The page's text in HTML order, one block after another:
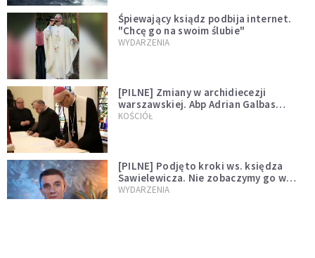
Śpiewający ksiądz podbija internet.
"Chcę go na swoim ślubie"
WYDARZENIA
[PILNE] Zmiany w archidiecezji
warszawskiej. Abp Adrian Galbas
wręczył dekrety nowym proboszczom
KOŚCIÓŁ
[PILNE] Podjęto kroki ws. księdza
Sawielewicza. Nie zobaczymy go w
mediach
WYDARZENIA